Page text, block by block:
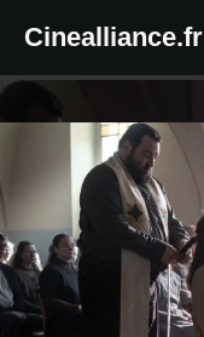
Cinealliance.fr